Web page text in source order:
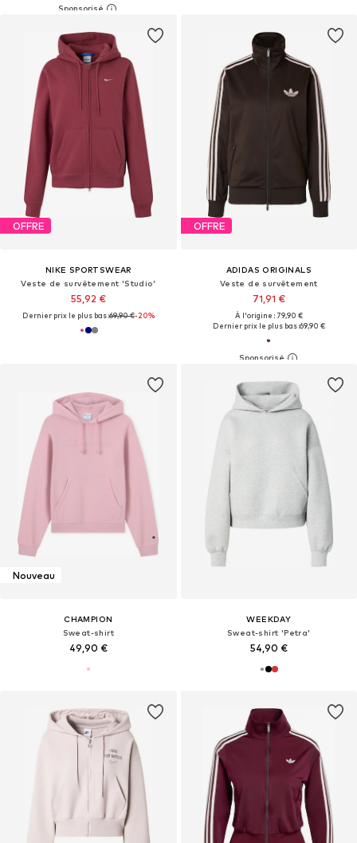
OFFRE
NIKE SPORTSWEAR
Veste de survêtement 'Studio'
55,92 €
Dernier prix le plus bas :69,90 €-20%
OFFRE
ADIDAS ORIGINALS
Veste de survêtement
71,91 €
À l'origine : 79,90 €
Dernier prix le plus bas :69,90 €
Nouveau
CHAMPION
Sweat-shirt
49,90 €
WEEKDAY
Sweat-shirt 'Petra'
54,90 €